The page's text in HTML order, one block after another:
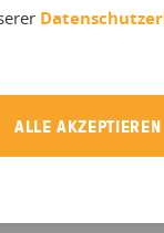
dass sich
jedoch nicht direkt
uns und unsere
Secret Tours
ALLE AKZEPTIEREN